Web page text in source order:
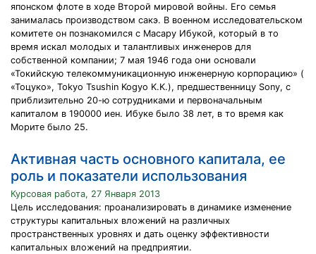
японском флоте в ходе Второй мировой войны. Его семья
занималась производством сакэ. В военном исследовательском
комитете он познакомился с Масару Ибукой, который в то
время искал молодых и талантливых инженеров для
собственной компании; 7 мая 1946 года они основали
«Токийскую телекоммуникационную инженерную корпорацию» (
«Тоцуко», Tokyo Tsushin Kogyo K.K.), предшественницу Sony, с
приблизительно 20-ю сотрудниками и первоначальным
капиталом в 190000 иен. Ибуке было 38 лет, в то время как
Морите было 25.
Активная часть основного капитала, ее
роль и показатели использования
Курсовая работа, 27 Января 2013
Цель исследования: проанализировать в динамике изменение
структуры капитальных вложений на различных
пространственных уровнях и дать оценку эффективности
капитальных вложений на предприятии.